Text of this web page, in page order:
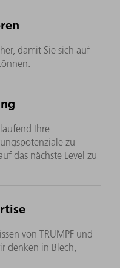
damit Sie sich auf
Ihre
zu
das nächste Level zu
von TRUMPF und
denken in Blech,